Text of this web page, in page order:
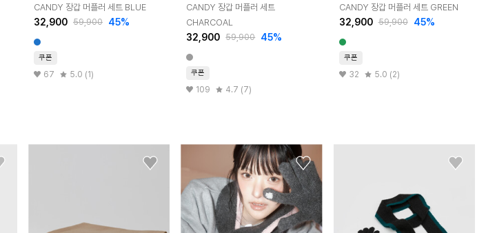
CANDY 장갑 머플러 세트 BLUE
32,900 59,900 45%
쿠폰
67 5.0 (1)
CANDY 장갑 머플러 세트
CHARCOAL
32,900 59,900 45%
쿠폰
109 4.7 (7)
CANDY 장갑 머플러 세트 GREEN
32,900 59,900 45%
쿠폰
32 5.0 (2)